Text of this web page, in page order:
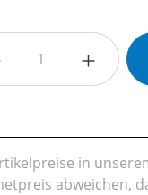
Anzahl:
in
abweichen,